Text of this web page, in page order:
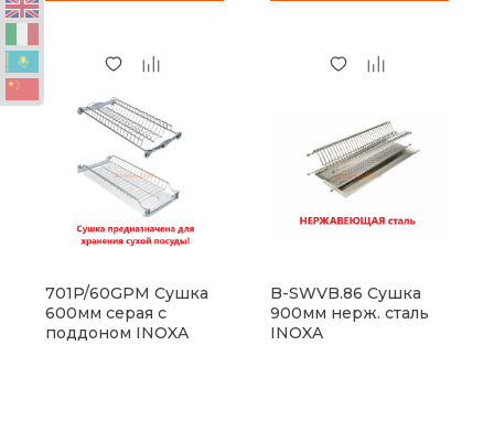
701P/60GPM Сушка
600мм серая с
поддоном INOXA
B-SWVB.86 Сушка
900мм нерж. сталь
INOXA